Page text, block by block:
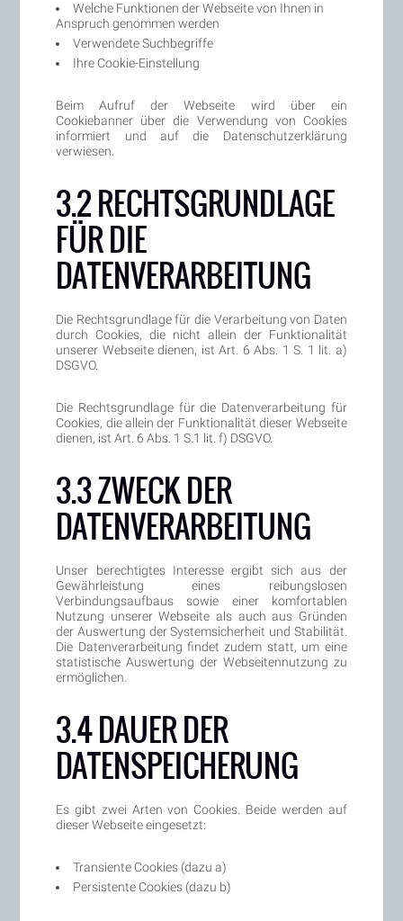
Welche Funktionen der Webseite von Ihnen in
Anspruch genommen werden
Verwendete Suchbegriffe
Ihre Cookie-Einstellung
Beim Aufruf der Webseite wird über ein
Cookiebanner über die Verwendung von Cookies
informiert und auf die Datenschutzerklärung
verwiesen.
3.2 RECHTSGRUNDLAGE
FÜR DIE
DATENVERARBEITUNG
Die Rechtsgrundlage für die Verarbeitung von Daten
durch Cookies, die nicht allein der Funktionalität
unserer Webseite dienen, ist Art. 6 Abs. 1 S. 1 lit. a)
DSGVO.
Die Rechtsgrundlage für die Datenverarbeitung für
Cookies, die allein der Funktionalität dieser Webseite
dienen, ist Art. 6 Abs. 1 S.1 lit. f) DSGVO.
3.3 ZWECK DER
DATENVERARBEITUNG
Unser berechtigtes Interesse ergibt sich aus der
Gewährleistung eines reibungslosen
Verbindungsaufbaus sowie einer komfortablen
Nutzung unserer Webseite als auch aus Gründen
der Auswertung der Systemsicherheit und Stabilität.
Die Datenverarbeitung findet zudem statt, um eine
statistische Auswertung der Webseitennutzung zu
ermöglichen.
3.4 DAUER DER
DATENSPEICHERUNG
Es gibt zwei Arten von Cookies. Beide werden auf
dieser Webseite eingesetzt:
Transiente Cookies (dazu a)
Persistente Cookies (dazu b)